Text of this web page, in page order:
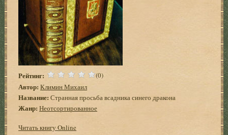
Рейтинг: (0)
Автор: Климин Михаил
Название: Странная просьба всадника синего дракона
Жанр: Неотсортированное
Читать книгу Online